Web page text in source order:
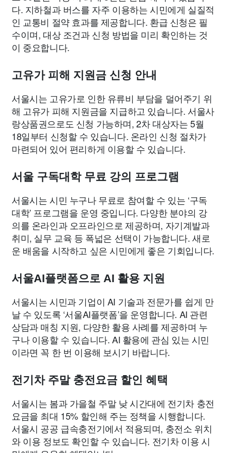
다. 지하철과 버스를 자주 이용하는 시민에게 실질적
인 교통비 절약 효과를 제공합니다. 환급 신청은 필
수이며, 대상 조건과 신청 방법을 미리 확인하는 것
이 중요합니다.
고유가 피해 지원금 신청 안내
서울시는 고유가로 인한 유류비 부담을 덜어주기 위
해 고유가 피해 지원금을 지급하고 있습니다. 서울사
랑상품권으로도 신청 가능하며, 2차 대상자는 5월
18일부터 신청할 수 있습니다. 온라인 신청 절차가
마련되어 있어 편리하게 이용할 수 있습니다.
서울 구독대학 무료 강의 프로그램
서울시는 시민 누구나 무료로 참여할 수 있는 ‘구독
대학’ 프로그램을 운영 중입니다. 다양한 분야의 강
의를 온라인과 오프라인으로 제공하며, 자기계발과
취미, 실무 교육 등 폭넓은 선택이 가능합니다. 새로
운 배움을 시작하고 싶은 시민에게 좋은 기회입니다.
서울AI플랫폼으로 AI 활용 지원
서울시는 시민과 기업이 AI 기술과 전문가를 쉽게 만
날 수 있도록 ‘서울AI플랫폼’을 운영합니다. AI 관련
상담과 매칭 지원, 다양한 활용 사례를 제공하며 누
구나 이용할 수 있습니다. AI 활용에 관심 있는 시민
이라면 꼭 한 번 이용해 보시기 바랍니다.
전기차 주말 충전요금 할인 혜택
서울시는 봄과 가을철 주말 낮 시간대에 전기차 충전
요금을 최대 15% 할인해 주는 정책을 시행합니다.
서울시 공공 급속충전기에서 적용되며, 충전소 위치
와 이용 정보도 확인할 수 있습니다. 전기차 이용 시